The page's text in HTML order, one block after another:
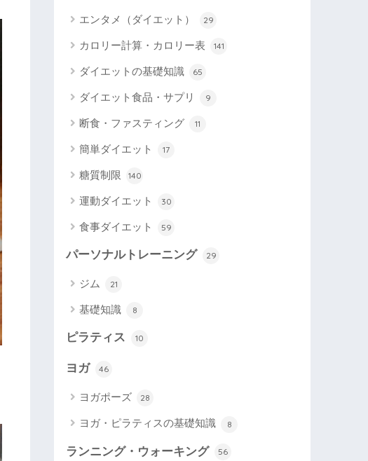
エンタメ（ダイエット） 29
カロリー計算・カロリー表 141
ダイエットの基礎知識 65
ダイエット食品・サプリ 9
断食・ファスティング 11
簡単ダイエット 17
糖質制限 140
運動ダイエット 30
食事ダイエット 59
パーソナルトレーニング 29
ジム 21
基礎知識 8
ピラティス 10
ヨガ 46
ヨガポーズ 28
ヨガ・ピラティスの基礎知識 8
ランニング・ウォーキング 56